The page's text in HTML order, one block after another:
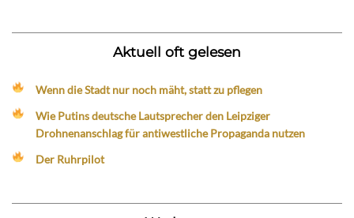
Aktuell oft gelesen
Wenn die Stadt nur noch mäht, statt zu pflegen
Wie Putins deutsche Lautsprecher den Leipziger
Drohnenanschlag für antiwestliche Propaganda nutzen
Der Ruhrpilot